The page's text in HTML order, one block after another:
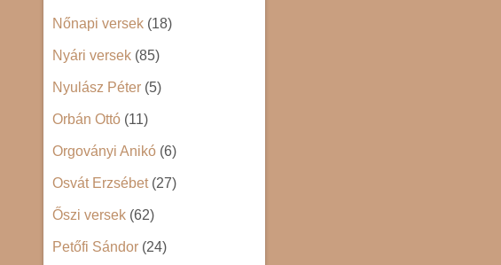
Nőnapi versek (18)
Nyári versek (85)
Nyulász Péter (5)
Orbán Ottó (11)
Orgoványi Anikó (6)
Osvát Erzsébet(27)
Őszi versek (62)
Petőfi Sándor (24)